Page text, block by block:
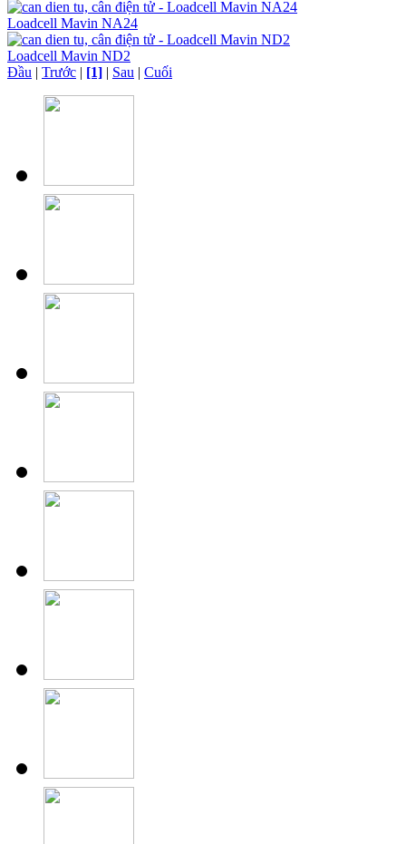
Loadcell Mavin NA24
Loadcell Mavin ND2
Đầu | Trước | [1] | Sau | Cuối